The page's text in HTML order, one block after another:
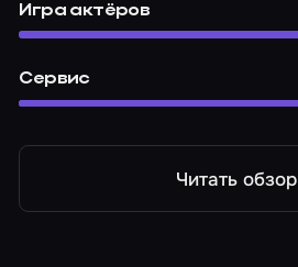
Игра актёров
Сервис
Читать обзор